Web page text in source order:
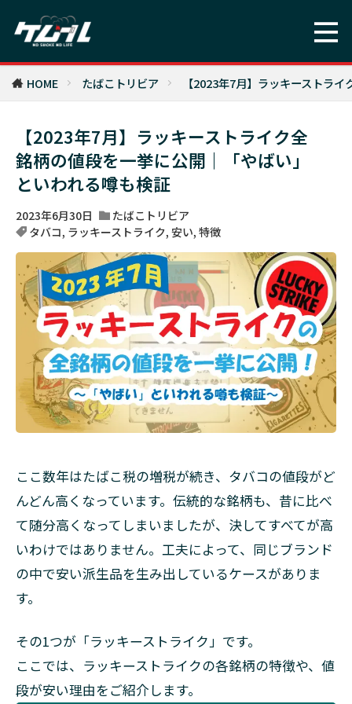
HOME たばこトリビア 【2023年7月】ラッキーストラ
【2023年7月】ラッキーストライク全
銘柄の値段を一挙に公開｜「やばい」
といわれる噂も検証
2023年6月30日
たばこトリビア
タバコ, ラッキーストライク, 安い, 特徴
ここ数年はたばこ税の増税が続き、タバコの値段がど
んどん高くなっています。伝統的な銘柄も、昔に比べ
て随分高くなってしまいましたが、決してすべてが高
いわけではありません。工夫によって、同じブランド
の中で安い派生品を生み出しているケースがありま
す。
その1つが「ラッキーストライク」です。
ここでは、ラッキーストライクの各銘柄の特徴や、値
段が安い理由をご紹介します。